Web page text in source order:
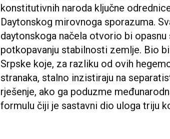
konstitutivnih naroda ključne
Daytonskog mirovnoga sporazuma.
daytonskoga načela otvorio bi
potkopavanju stabilnosti zemlje. Bio
Srpske koje, za razliku od ovih
stranaka, stalno inzistiraju na
rješenje, ako ga poduzme
formulu čiji je sastavni dio uloga triju